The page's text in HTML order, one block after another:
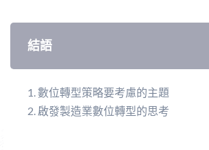
結語
數位轉型策略要考慮的主題
啟發製造業數位轉型的思考